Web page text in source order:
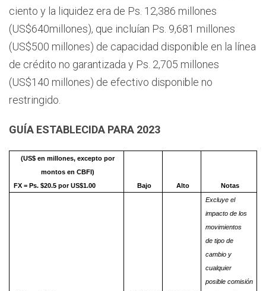
ciento y la liquidez era de Ps. 12,386 millones
(US$640millones), que incluían Ps. 9,681 millones
(US$500 millones) de capacidad disponible en la línea
de crédito no garantizada y Ps. 2,705 millones
(US$140 millones) de efectivo disponible no
restringido.
GUÍA ESTABLECIDA PARA 2023
(US$ en millones, excepto por
montos en CBFI)
FX = Ps. $20.5 por US$1.00
Bajo Alto Notas
Excluye el
impacto de los
movimientos
de tipo de
cambio y
cualquier
posible comisión